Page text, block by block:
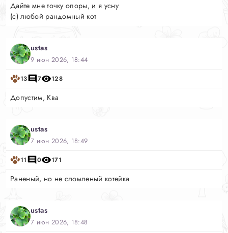
Дайте мне точку опоры, и я усну
(с) любой рандомный кот
ustas
9 июн 2026, 18:44
13 7 128
Допустим, Ква
ustas
7 июн 2026, 18:49
11 0 171
Раненый, но не сломленый котейка
ustas
7 июн 2026, 18:48